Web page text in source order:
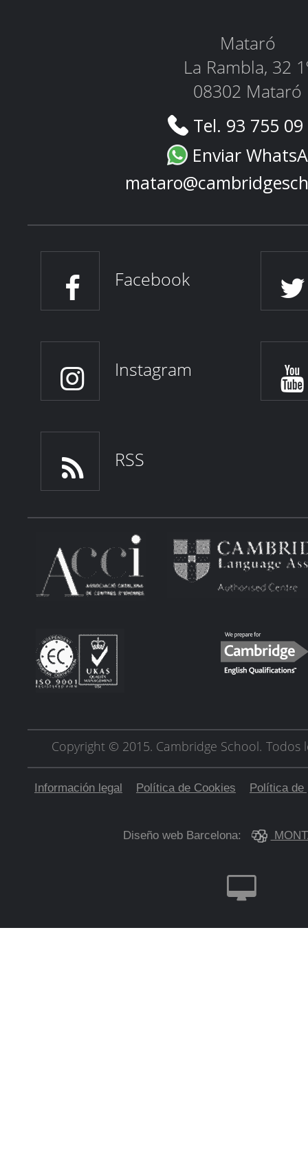
Mataró
La Rambla, 32
08302 Mataró
Tel. 93 755
Enviar
Facebook
Instagram
RSS
Copyright © 2015. Cambridge School. Todos
Información legal Política de Cookies Política de
Diseño web Barcelona: